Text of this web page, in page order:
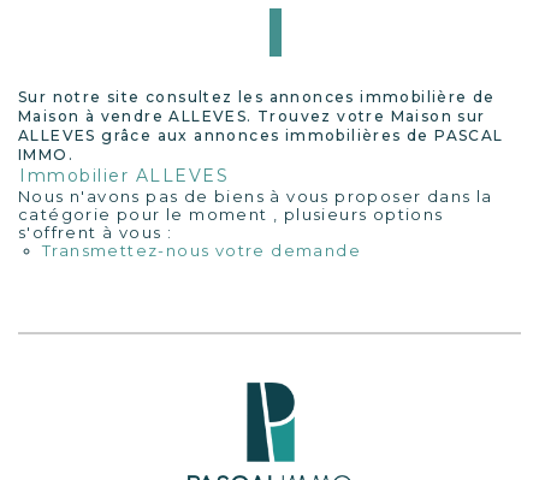
Sur notre site consultez les annonces immobilière de
Maison à vendre ALLEVES. Trouvez votre Maison sur
ALLEVES grâce aux annonces immobilières de PASCAL
IMMO.
Immobilier ALLEVES
Nous n'avons pas de biens à vous proposer dans la
catégorie pour le moment , plusieurs options
s'offrent à vous :
Transmettez-nous votre demande